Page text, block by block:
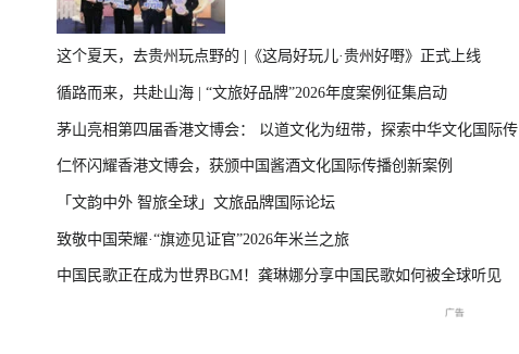
这个夏天，去贵州玩点野的 |《这局好玩儿·贵州好嘢》正式上线
循路而来，共赴山海 | “文旅好品牌”2026年度案例征集启动
茅山亮相第四届香港文博会： 以道文化为纽带，探索中华文化国际传
播新表达
仁怀闪耀香港文博会，获颁中国酱酒文化国际传播创新案例
「文韵中外 智旅全球」文旅品牌国际论坛
致敬中国荣耀·“旗迹见证官”2026年米兰之旅
中国民歌正在成为世界BGM！龚琳娜分享中国民歌如何被全球听见